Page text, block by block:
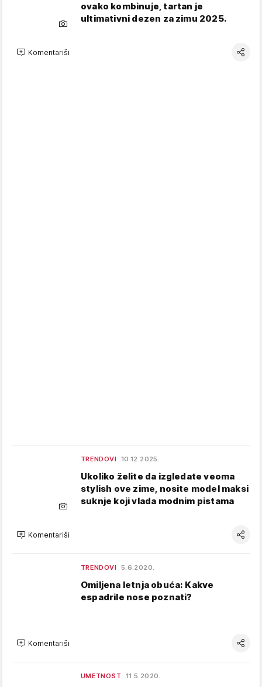
ovako kombinuje, tartan je
ultimativni dezen za zimu 2025.
Komentariši
TRENDOVI 10.12.2025.
Ukoliko želite da izgledate veoma
stylish ove zime, nosite model maksi
suknje koji vlada modnim pistama
Komentariši
TRENDOVI 5.6.2020.
Omiljena letnja obuća: Kakve
espadrile nose poznati?
Komentariši
UMETNOST 11.5.2020.